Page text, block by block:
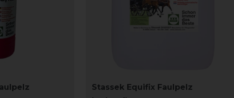
Stassek Equifix Faulpelz